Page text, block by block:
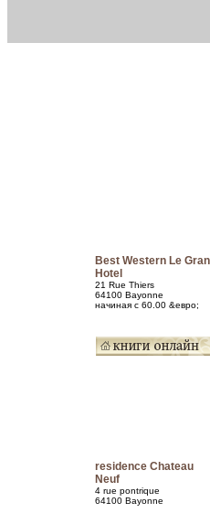
Best Western Le
Hotel
21 Rue Thiers
64100 Bayonne
начиная с 60.00 &евро;
residence Chateau
Neuf
4 rue pontrique
64100 Bayonne